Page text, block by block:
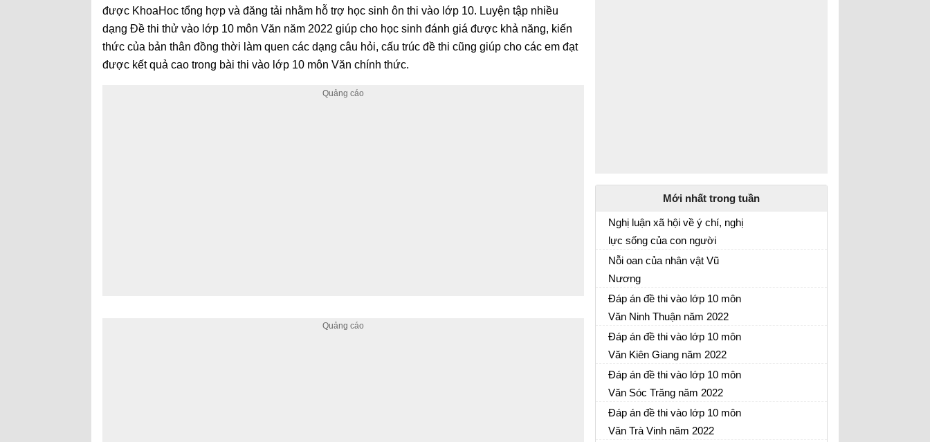
được KhoaHoc tổng hợp và đăng tải nhằm hỗ trợ học sinh ôn thi vào lớp 10. Luyện tập nhiều
dạng Đề thi thử vào lớp 10 môn Văn năm 2022 giúp cho học sinh đánh giá được khả năng, kiến
thức của bản thân đồng thời làm quen các dạng câu hỏi, cấu trúc đề thi cũng giúp cho các em đạt
được kết quả cao trong bài thi vào lớp 10 môn Văn chính thức.
Mới nhất trong tuần
Nghị luận xã hội về ý chí, nghị
lực sống của con người
Em hãy viết một bài văn (khoảng 1 trang giấy
của con người
Nỗi oan của nhân vật Vũ
Nương
Nỗi oan khuất và cái chết của Vũ Nương trong
Đáp án đề thi vào lớp 10 môn
Văn Ninh Thuận năm 2022
Đề thi môn Ngữ văn vào lớp 10 Ninh Thuận
Đáp án đề thi vào lớp 10 môn
Văn Kiên Giang năm 2022
Đề thi môn Ngữ văn vào lớp 10 Kiên Giang năm
Đáp án đề thi vào lớp 10 môn
Văn Sóc Trăng năm 2022
Đề thi môn Ngữ văn vào lớp 10 Sóc Trăng năm
Đáp án đề thi vào lớp 10 môn
Văn Trà Vinh năm 2022